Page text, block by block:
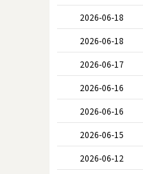
2026-06-18
2026-06-18
2026-06-17
2026-06-16
2026-06-16
2026-06-15
2026-06-12